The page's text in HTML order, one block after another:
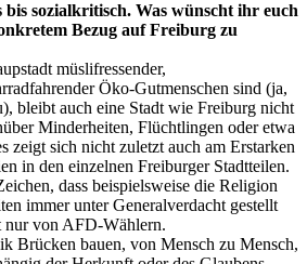
bis sozialkritisch. Was wünscht ihr euch
Bezug auf Freiburg zu
müslifressender,
Öko-Gutmenschen sind (ja,
bleibt auch eine Stadt wie Freiburg nicht
Minderheiten, Flüchtlingen oder etwa
zeigt sich nicht zuletzt auch am Erstarken
in den einzelnen Freiburger Stadtteilen.
dass beispielsweise die Religion
immer unter Generalverdacht gestellt
nur von AFD-Wählern.
Brücken bauen, von Mensch zu Mensch,